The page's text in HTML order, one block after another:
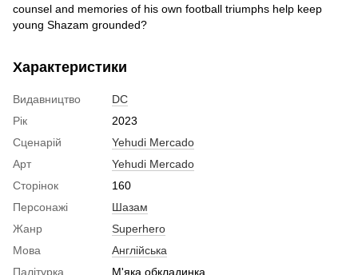
counsel and memories of his own football triumphs help keep
young Shazam grounded?
Характеристики
Видавництво
DC
Рік
2023
Сценарій
Yehudi Mercado
Арт
Yehudi Mercado
Сторінок
160
Персонажі
Шазам
Жанр
Superhero
Мова
Англійська
Палітурка
М'яка обкладинка